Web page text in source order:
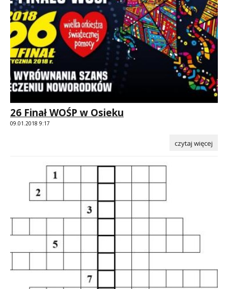
26 Finał WOŚP w Osieku
09.01.2018 9:17
czytaj więcej